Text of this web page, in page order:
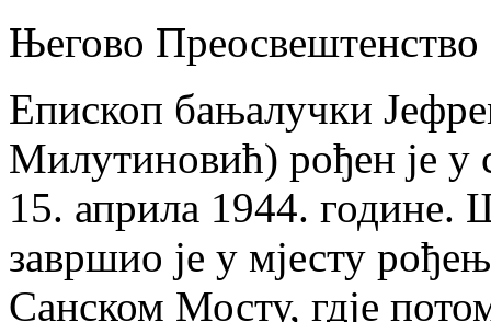
Његово
Епископ бањалучки
Милутиновић) рођен је у
15. априла 1944. године.
завршио је у мјесту
Санском Мосту, гдје